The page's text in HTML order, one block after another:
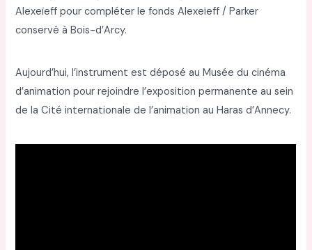
Alexeïeff pour compléter le fonds Alexeïeff / Parker
conservé à Bois-d’Arcy.
Aujourd’hui, l’instrument est déposé au Musée du cinéma
d’animation pour rejoindre l’exposition permanente au sein
de la Cité internationale de l’animation au Haras d’Annecy.